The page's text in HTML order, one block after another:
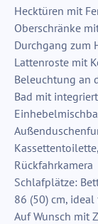
Hecktüren mit
Oberschränke
Durchgang zum
Lattenroste mit
Beleuchtung an
Bad mit
Rückfahrkamera
Schlafplätze:
86 (50) cm,
Auf Wunsch mit